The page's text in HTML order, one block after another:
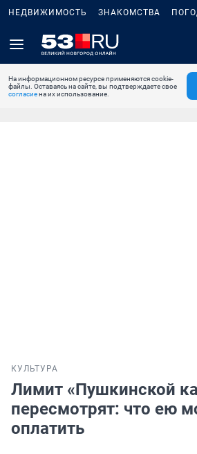
НЕДВИЖИМОСТЬ ЗНАКОМСТВА
На информационном ресурсе применяются cookie-
файлы. Оставаясь на сайте, вы подтверждаете свое
согласиена их использование.
КУЛЬТУРА
Лимит «Пушкинской
пересмотрят: что ею
оплатить